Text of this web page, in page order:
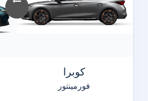
كوبرا
فورمينتور